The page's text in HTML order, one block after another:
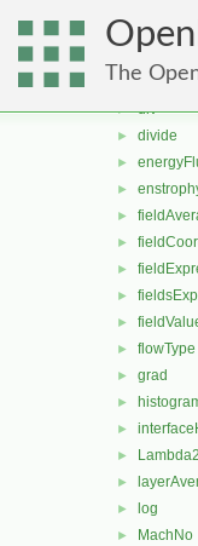
The
►
cylindrical
► ddt
► div
► divide
►
►
►
►
►
►
►
► flowType
► grad
►
►
► Lambda2
►
► log
► MachNo